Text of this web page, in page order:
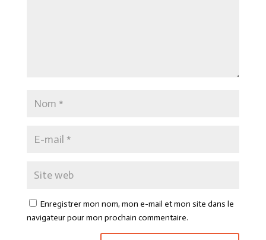
Enregistrer mon nom, mon e-mail et mon site dans le
navigateur pour mon prochain commentaire.